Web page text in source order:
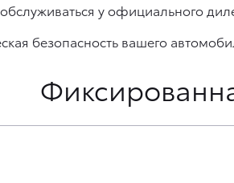
у официального
безопасность вашего